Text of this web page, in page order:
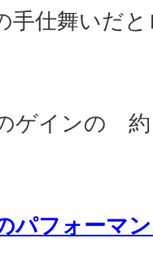
手仕舞いだ
ゲインの
パフォーマ